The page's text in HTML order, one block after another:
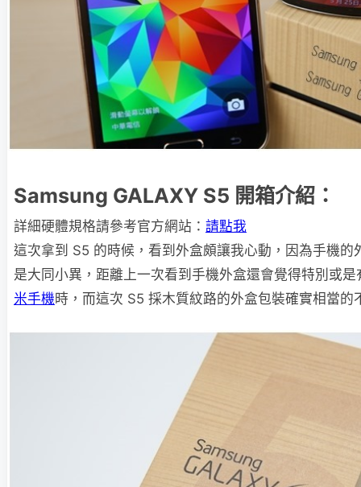
Samsung GALAXY S5 開箱介紹：
詳細硬體規格請參考官方網站： 請點我
這次拿到 S5 的時候，看到外盒頗讓我心動，因為手機的
是大同小異，距離上一次看到手機外盒還會覺得特別或是
米手機時，而這次 S5 採木質紋路的外盒包裝確實相當的